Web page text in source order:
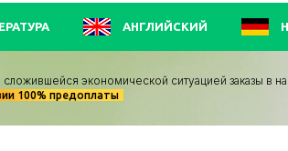
АНГЛИЙСКИЙ
сложившейся экономической ситуацией заказы в
100% предоплаты